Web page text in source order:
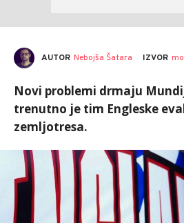
AUTOR Nebojša Šatara IZVOR
Novi problemi drmaju
trenutno je tim Engleske
zemljotresa.